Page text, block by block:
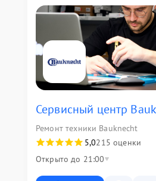
Сервисный центр
Ремонт техники Bauknecht
5,0215 оценки
Открыто до 21:00